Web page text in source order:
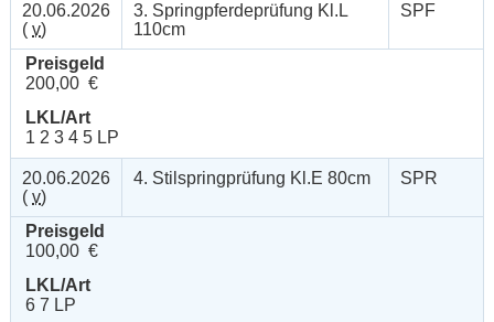
20.06.2026
( v)
3. Springpferdeprüfung Kl.L
110cm
SPF
Preisgeld
200,00 €
LKL/Art
1 2 3 4 5 LP
20.06.2026
( v)
4. Stilspringprüfung Kl.E 80cm SPR
Preisgeld
100,00 €
LKL/Art
6 7 LP